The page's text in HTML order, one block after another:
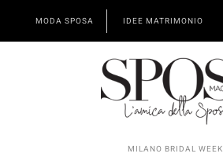
MODA SPOSA IDEE MATRIMONIO
MILANO BRIDAL WEEK